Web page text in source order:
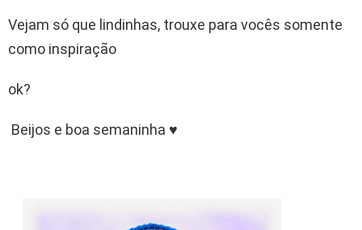
Vejam só que lindinhas, trouxe para vocês somente
como inspiração
ok?
Beijos e boa semaninha ♥